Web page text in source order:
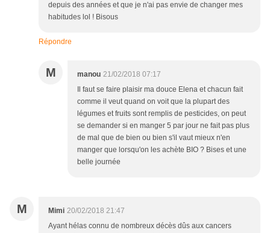
depuis des années et que je n'ai pas envie de changer mes
habitudes lol ! Bisous
Répondre
M manou 21/02/2018 07:17
Il faut se faire plaisir ma douce Elena et chacun fait
comme il veut quand on voit que la plupart des
légumes et fruits sont remplis de pesticides, on peut
se demander si en manger 5 par jour ne fait pas plus
de mal que de bien ou bien s'il vaut mieux n'en
manger que lorsqu'on les achète BIO ? Bises et une
belle journée
M Mimi 20/02/2018 21:47
Ayant hélas connu de nombreux décès dûs aux cancers